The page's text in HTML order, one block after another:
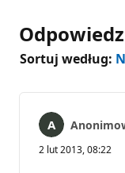
Sortuj według:
2 lut 2013, 08:22